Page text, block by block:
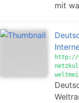
mit
http://